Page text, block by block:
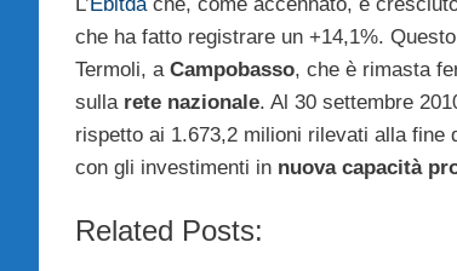
che ha fatto registrare un +14,1%.
Termoli, a Campobasso, che è rimasta
sulla rete nazionale. Al 30 settembre
rispetto ai 1.673,2 milioni rilevati alla fine
con gli investimenti in nuova capacità
Related Posts: